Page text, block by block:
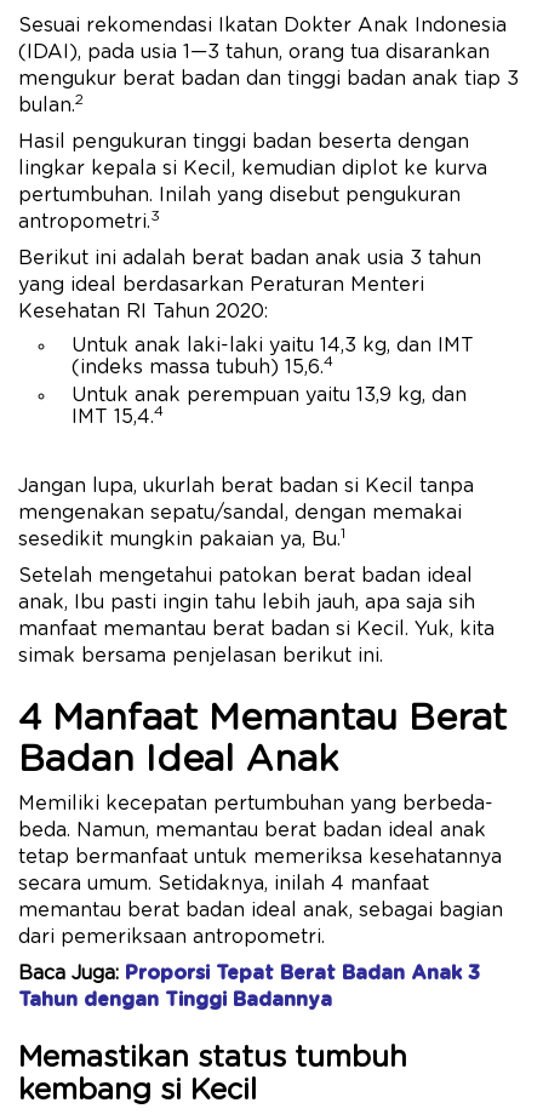
Sesuai rekomendasi Ikatan Dokter Anak Indonesia
(IDAI), pada usia 1—3 tahun, orang tua disarankan
mengukur berat badan dan tinggi badan anak tiap 3
bulan.2
Hasil pengukuran tinggi badan beserta dengan
lingkar kepala si Kecil, kemudian diplot ke kurva
pertumbuhan. Inilah yang disebut pengukuran
antropometri.3
Berikut ini adalah berat badan anak usia 3 tahun
yang ideal berdasarkan Peraturan Menteri
Kesehatan RI Tahun 2020:
Untuk anak laki-laki yaitu 14,3 kg, dan IMT
(indeks massa tubuh) 15,6.4
Untuk anak perempuan yaitu 13,9 kg, dan
IMT 15,4.4
Jangan lupa, ukurlah berat badan si Kecil tanpa
mengenakan sepatu/sandal, dengan memakai
sesedikit mungkin pakaian ya, Bu.1
Setelah mengetahui patokan berat badan ideal
anak, Ibu pasti ingin tahu lebih jauh, apa saja sih
manfaat memantau berat badan si Kecil. Yuk, kita
simak bersama penjelasan berikut ini.
4 Manfaat Memantau Berat
Badan Ideal Anak
Memiliki kecepatan pertumbuhan yang berbeda-
beda. Namun, memantau berat badan ideal anak
tetap bermanfaat untuk memeriksa kesehatannya
secara umum. Setidaknya, inilah 4 manfaat
memantau berat badan ideal anak, sebagai bagian
dari pemeriksaan antropometri.
Baca Juga: Proporsi Tepat Berat Badan Anak 3
Tahun dengan Tinggi Badannya
Memastikan status tumbuh
kembang si Kecil